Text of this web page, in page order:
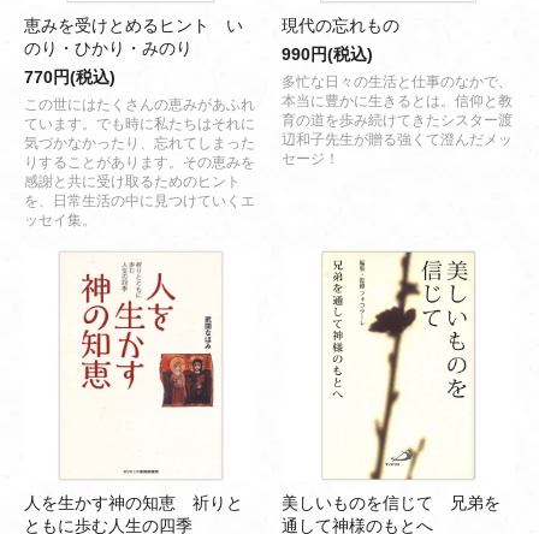
恵みを受けとめるヒント い
のり・ひかり・みのり
770円(税込)
この世にはたくさんの恵みがあふれ
ています。でも時に私たちはそれに
気づかなかったり、忘れてしまった
りすることがあります。その恵みを
感謝と共に受け取るためのヒント
を、日常生活の中に見つけていくエ
ッセイ集。
現代の忘れもの
990円(税込)
多忙な日々の生活と仕事のなかで、
本当に豊かに生きるとは。信仰と教
育の道を歩み続けてきたシスター渡
辺和子先生が贈る強くて澄んだメッ
セージ！
人を生かす神の知恵 祈りと
ともに歩む人生の四季
美しいものを信じて 兄弟を
通して神様のもとへ